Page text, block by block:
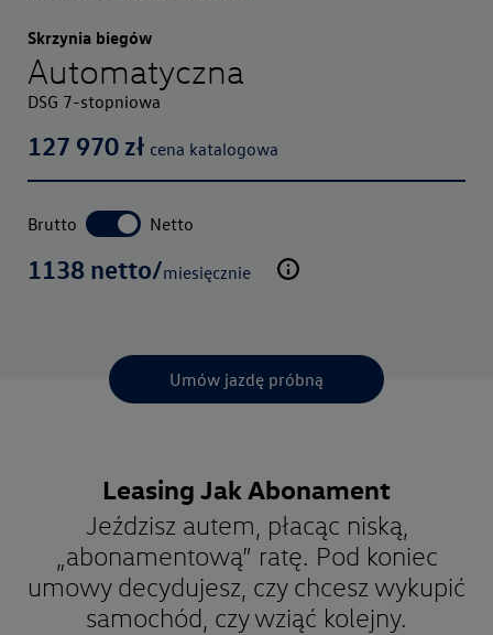
Skrzynia biegów
Automatyczna
DSG 7-stopniowa
127 970 zł cena katalogowa
Brutto Netto
1138 netto/miesięcznie
Umów jazdę próbną
Leasing Jak Abonament
Jeździsz autem, płacąc niską,
„abonamentową” ratę. Pod koniec
umowy decydujesz, czy chcesz wykupić
samochód, czy wziąć kolejny.